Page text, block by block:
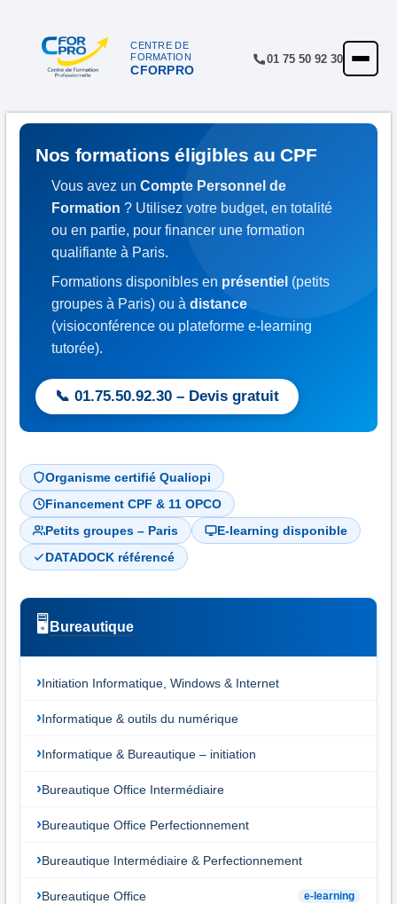
CENTRE DE
FORMATION
CFORPRO
01 75 50 92 30
ACCUEIL
QUALITÉ
RÉFÉRENCES
SATISFACTION
Nos formations éligibles au CPF
Vous avez unCompte Personnel de
Formation ? Utilisez votre budget, en totalité
ou en partie, pour financer une formation
qualifiante à Paris.
Formations disponibles en présentiel (petits
groupes à Paris) ou àdistance
(visioconférence ou plateforme e-learning
tutorée).
📞 01.75.50.92.30 – Devis gratuit
Organisme certifié Qualiopi
Financement CPF & 11 OPCO
Petits groupes – Paris
E-learning disponible
DATADOCK référencé
🖥️ Bureautique
Initiation Informatique, Windows & Internet
Informatique & outils du numérique
Informatique & Bureautique – initiation
Bureautique Office Intermédiaire
Bureautique Office Perfectionnement
Bureautique Intermédiaire & Perfectionnement
Bureautique Office e-learning